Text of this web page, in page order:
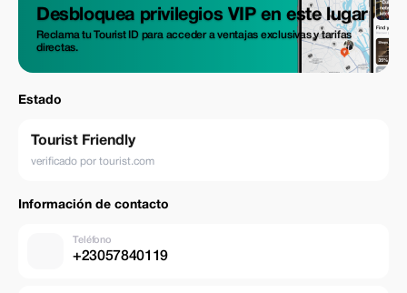
Desbloquea privilegios VIP en este lugar
Reclama tu Tourist ID para acceder a ventajas exclusivas y tarifas
directas.
Estado
Tourist Friendly
verificado por tourist.com
Información de contacto
Teléfono
+23057840119